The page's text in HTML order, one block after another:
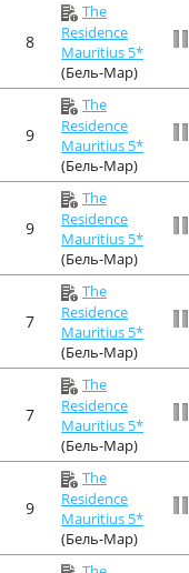
8
The
Residence
Mauritius 5*
(Бель-Мар)
9
The
Residence
Mauritius 5*
(Бель-Мар)
9
The
Residence
Mauritius 5*
(Бель-Мар)
7
The
Residence
Mauritius 5*
(Бель-Мар)
7
The
Residence
Mauritius 5*
(Бель-Мар)
9
The
Residence
Mauritius 5*
(Бель-Мар)